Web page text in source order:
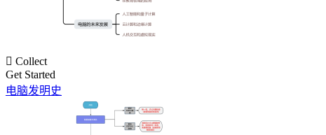
 Collect
Get Started
电脑发明史